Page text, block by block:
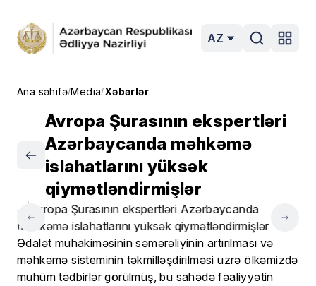
AZ
Ana səhifə/Media/Xəbərlər
Avropa Şurasının ekspertləri
Azərbaycanda məhkəmə
islahatlarını yüksək
qiymətləndirmişlər
Ədalət mühakiməsinin səmərəliyinin artırılması və
məhkəmə sisteminin təkmilləşdirilməsi üzrə ölkəmizdə
mühüm tədbirlər görülmüş, bu sahədə fəaliyyətin